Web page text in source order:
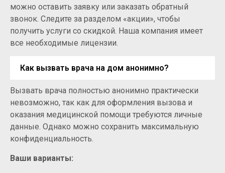
можно оставить заявку или заказать обратный
звонок. Следите за разделом «акции», чтобы
получить услуги со скидкой. Наша компания имеет
все необходимые лицензии.
Как вызвать врача на дом анонимно?
Вызвать врача полностью анонимно практически
невозможно, так как для оформления вызова и
оказания медицинской помощи требуются личные
данные. Однако можно сохранить максимальную
конфиденциальность.
Ваши варианты: